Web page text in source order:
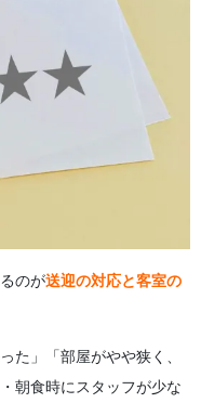
のが送迎の対応と客室の
た」「部屋がやや狭く、
朝食時にスタッフが少な